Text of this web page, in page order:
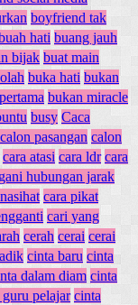
boyfriend tak
hati buang jauh
bijak buat main
buka hati bukan
bukan miracle
busy Caca
calon pasangan calon
cara atasi cara ldr cara
hubungan jarak
cara pikat
cari yang
cerah cerai cerai
cinta baru cinta
dalam diam cinta
pelajar cinta